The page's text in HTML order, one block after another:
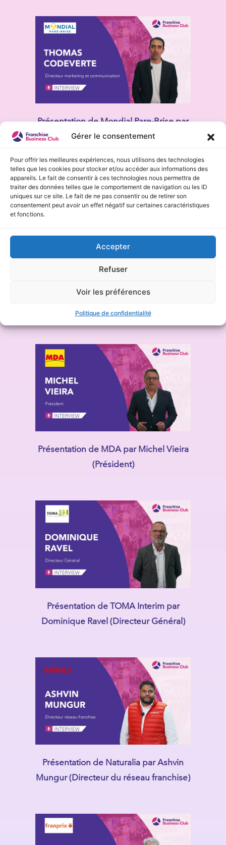
Gérer le consentement
Pour offrir les meilleures expériences, nous utilisons des technologies
telles que les cookies pour stocker et/ou accéder aux informations des
appareils. Le fait de consentir à ces technologies nous permettra de
traiter des données telles que le comportement de navigation ou les ID
uniques sur ce site. Le fait de ne pas consentir ou de retirer son
consentement peut avoir un effet négatif sur certaines caractéristiques
et fonctions.
Accepter
Refuser
Voir les préférences
Politique de confidentialité
Présentation de Mondial Pare-Brise par
Thomas Codeverte (Directeur
Présentation de Bagel Corner par Théo
Présentation de MDA par Michel Vieira
(Président)
Présentation de TOMA Interim par
Dominique Ravel (Directeur Général)
Présentation de Naturalia par Ashvin
Mungur (Directeur du réseau franchise)